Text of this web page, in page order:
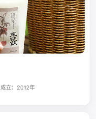
成立：2012年